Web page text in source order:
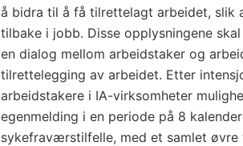
å bidra til å få tilrettelagt arbeidet, slik
tilbake i jobb. Disse opplysningene
en dialog mellom arbeidstaker og
tilrettelegging av arbeidet. Etter
arbeidstakere i IA-virksomheter
egenmelding i en periode på 8
sykefraværstilfelle, med et samlet øvre